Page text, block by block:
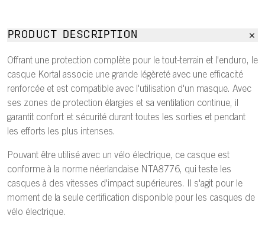
PRODUCT DESCRIPTION
Offrant une protection complète pour le tout-terrain et l'enduro, le
casque Kortal associe une grande légèreté avec une efficacité
renforcée et est compatible avec l'utilisation d'un masque. Avec
ses zones de protection élargies et sa ventilation continue, il
garantit confort et sécurité durant toutes les sorties et pendant
les efforts les plus intenses.
Pouvant être utilisé avec un vélo électrique, ce casque est
conforme à la norme néerlandaise NTA8776, qui teste les
casques à des vitesses d'impact supérieures. Il s'agit pour le
moment de la seule certification disponible pour les casques de
vélo électrique.